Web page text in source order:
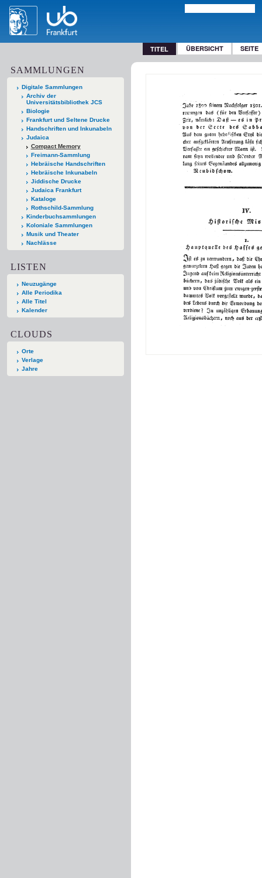
TITEL ÜBERSICHT SEITE
SAMMLUNGEN
Digitale Sammlungen
Archiv der
Universitätsbibliothek JCS
Biologie
Frankfurt und Seltene Drucke
Handschriften und Inkunabeln
Judaica
Compact Memory
Freimann-Sammlung
Hebräische Handschriften
Hebräische Inkunabeln
Jiddische Drucke
Judaica Frankfurt
Kataloge
Rothschild-Sammlung
Kinderbuchsammlungen
Koloniale Sammlungen
Musik und Theater
Nachlässe
LISTEN
Neuzugänge
Alle Periodika
Alle Titel
Kalender
CLOUDS
Orte
Verlage
Jahre